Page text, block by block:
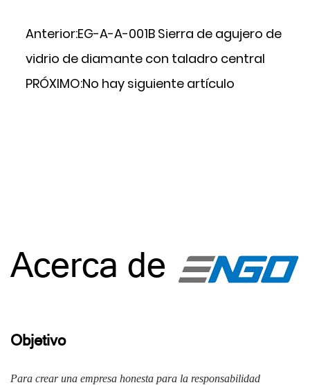
Anterior:EG-A-A-001B Sierra de agujero de
vidrio de diamante con taladro central
PRÓXIMO:No hay siguiente artículo
Acerca de
Objetivo
Para crear una empresa honesta para la responsabilidad